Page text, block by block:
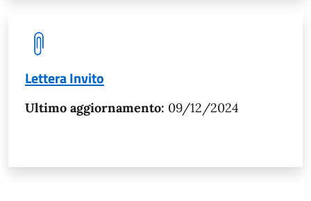
Lettera Invito
Ultimo aggiornamento: 09/12/2024